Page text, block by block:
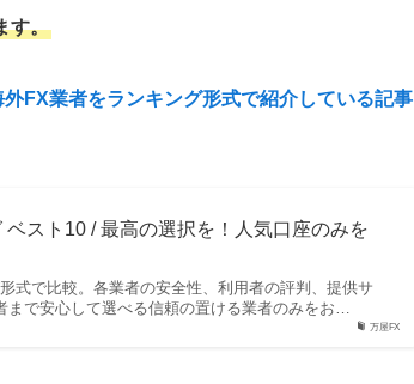
す。
外FX業者をランキング形式で紹介している記事
万屋FX
スト10 / 最高の選択を！人気口座のみを
式で比較。各業者の安全性、利用者の評判、提供サ
で安心して選べる信頼の置ける業者のみをお…